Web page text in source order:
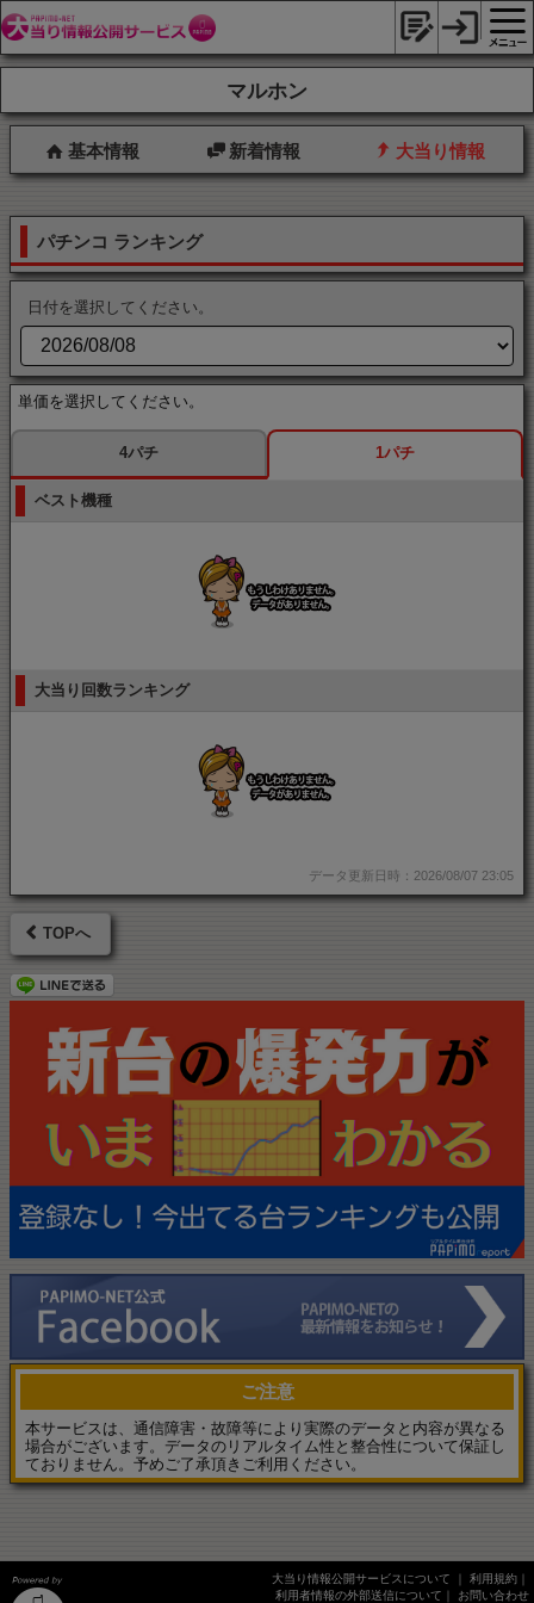
マルホン
基本情報 新着情報 大当り情報
パチンコ ランキング
日付を選択してください。
単価を選択してください。
4パチ 1パチ
ベスト機種
大当り回数ランキング
データ更新日時：2026/08/07 23:05
TOPへ
ご注意
本サービスは、通信障害・故障等により実際のデータと内容が異なる
場合がございます。データのリアルタイム性と整合性について保証し
ておりません。予めご了承頂きご利用ください。
大当り情報公開サービスについて 利用規約
利用者情報の外部送信について
お問い合わせ